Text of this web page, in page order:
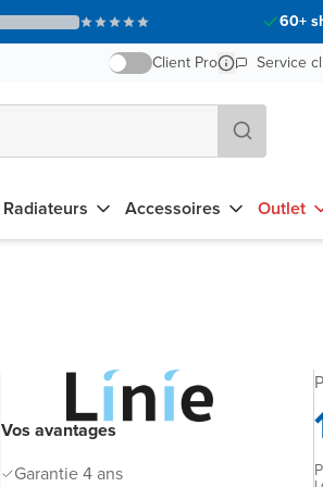
60+
Client Pro
Service
Radiateurs Accessoires Outlet
Vos avantages
Garantie 4 ans